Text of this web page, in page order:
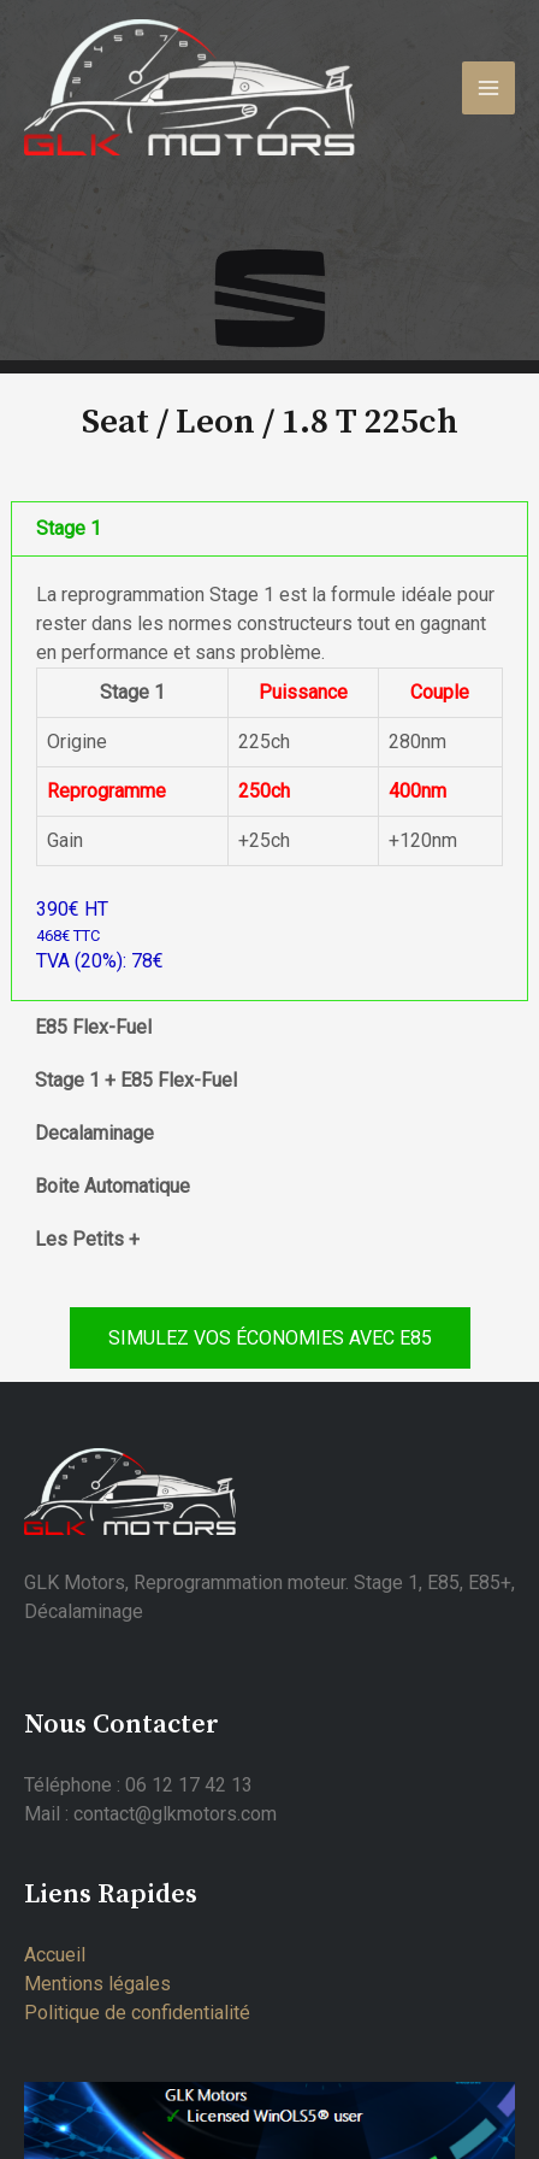
contenu
Seat / Leon / 1.8 T 225ch
Stage 1
La reprogrammation Stage 1 est la formule idéale pour
rester dans les normes constructeurs tout en gagnant
en performance et sans problème.
Stage 1
Puissance Couple
Origine 225ch 280nm
Reprogramme 250ch 400nm
Gain +25ch +120nm
390€ HT
468€ TTC
TVA (20%): 78€
E85 Flex-Fuel
Stage 1 + E85 Flex-Fuel
Decalaminage
Boite Automatique
Les Petits +
SIMULEZ VOS ÉCONOMIES AVEC E85
GLK Motors, Reprogrammation moteur. Stage 1, E85, E85+,
Décalaminage
Nous Contacter
Téléphone : 06 12 17 42 13
Mail : contact@glkmotors.com
Liens Rapides
Accueil
Mentions légales
Politique de confidentialité